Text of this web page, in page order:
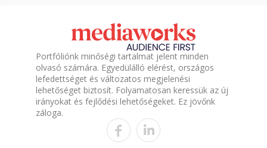
Portfóliónk minőségi tartalmat jelent minden
olvasó számára. Egyedülálló elérést, országos
lefedettséget és változatos megjelenési
lehetőséget biztosít. Folyamatosan keressük az új
irányokat és fejlődési lehetőségeket. Ez jövőnk
záloga.